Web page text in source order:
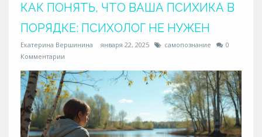
КАК ПОНЯТЬ, ЧТО ВАША ПСИХИКА В
ПОРЯДКЕ: ПСИХОЛОГ НЕ НУЖЕН
Екатерина Вершинина января 22, 2025 самопознание
0
Комментарии